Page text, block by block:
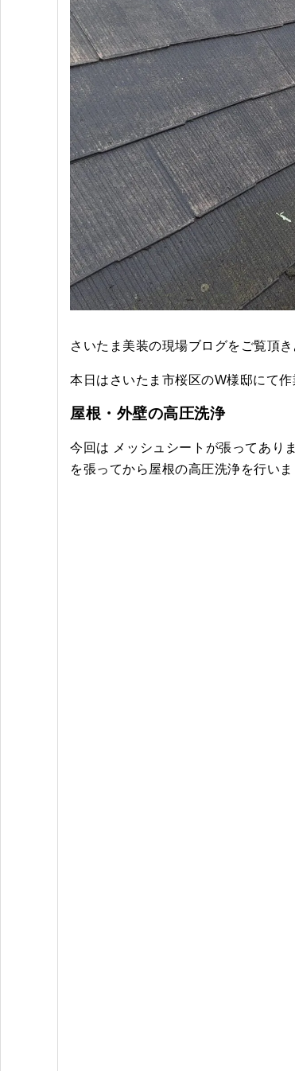
さいたま美装の現場ブログをご覧頂
本日はさいたま市桜区のW様邸にて
屋根・外壁の高圧洗浄
今回は メッシュシートが張ってあり
を張ってから屋根の高圧洗浄を行いま